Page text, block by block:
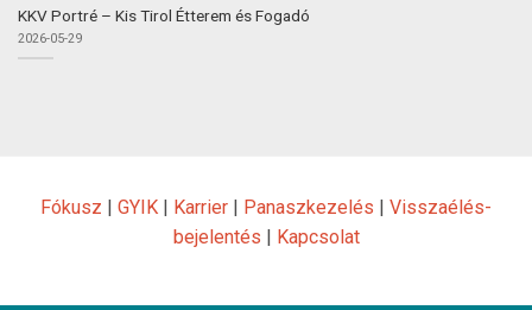
KKV Portré – Kis Tirol Étterem és Fogadó
2026-05-29
Fókusz GYIK Karrier Panaszkezelés
Visszaélés-
bejelentés
Kapcsolat